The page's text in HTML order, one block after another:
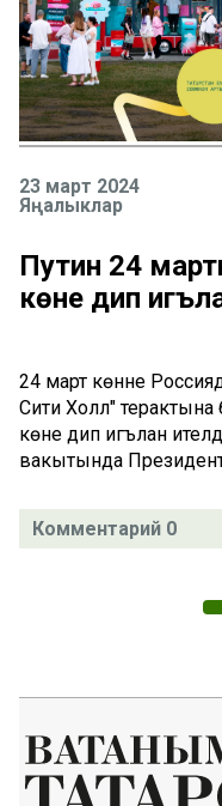
23 март 2024
Яңалыклар
Путин 24
көне дип
24 март көнне
Сити Холл"
көне дип игълан
вакытында
Комментарий 0